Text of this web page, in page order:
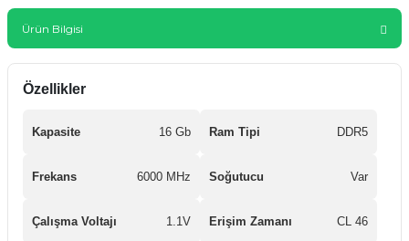
Ürün Bilgisi
Özellikler
Kapasite 16 Gb Ram Tipi DDR5
Frekans 6000 MHz Soğutucu Var
Çalışma Voltajı 1.1V Erişim Zamanı CL 46